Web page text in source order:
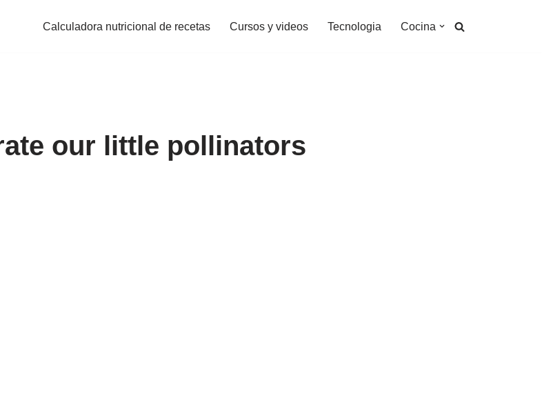
Calculadora nutricional de recetas Cursos y videos Tecnologia Cocina
our little pollinators